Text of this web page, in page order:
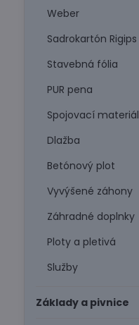
Weber
Sadrokartón Rigips
Stavebná fólia
PUR pena
Spojovací materiál
Dlažba
Betónový plot
Vyvýšené záhony
Záhradné doplnky
Ploty a pletivá
Služby
Základy a pivnice